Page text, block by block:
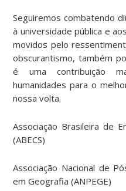
Seguiremos combatendo
à universidade pública e
movidos pelo
obscurantismo, também
é uma contribuição
humanidades para o
nossa volta.
Associação Brasileira de
(ABECS)
Associação Nacional de
em Geografia (ANPEGE)